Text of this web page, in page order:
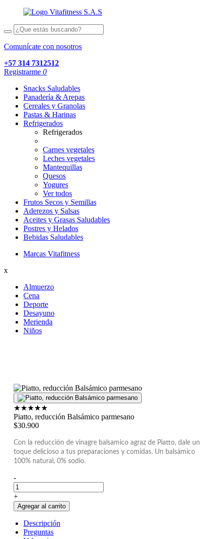
Comunícate con nosotros
+57 314 7312512
Registrarme 0
Snacks Saludables
Panadería & Arepas
Cereales y Granolas
Pastas & Harinas
Refrigerados
Refrigerados
Carnes vegetales
Leches vegetales
Mantequillas
Quesos
Yogures
Ver todos
Frutos Secos y Semillas
Aderezos y Salsas
Aceites y Grasas Saludables
Postres y Helados
Bebidas Saludables
Marcas Vitafitness
x
Almuerzo
Cena
Deporte
Desayuno
Merienda
Niños
★★★★★
Piatto, reducción Balsámico parmesano
$30.900
Con la reducción de vinagre balsamico agraz de Piatto, dale un
toque delicioso a tus preparaciones y comidas. Un balsámico
100% natural, 0% sodio.
-
+
Agregar al carrito
Descripción
Preguntas